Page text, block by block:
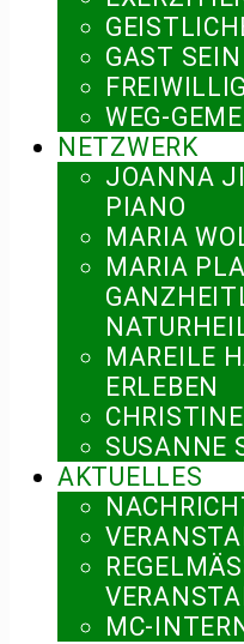
GAST SEIN
WEG-
NETZWERK
JOANNA
PIANO
MARIA
MARIA
MAREILE
ERLEBEN
SUSANNE
AKTUELLES
MC-